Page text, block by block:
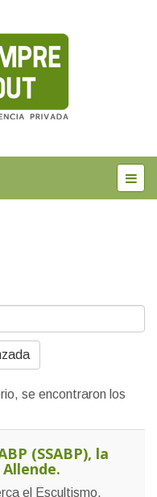
, se encontraron los
(SSABP), la
el Escultismo,